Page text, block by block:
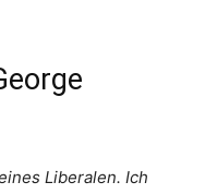
Liberalen. Ich